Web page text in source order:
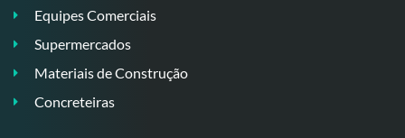
Equipes Comerciais
Supermercados
Materiais de Construção
Concreteiras